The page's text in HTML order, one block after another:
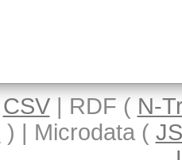
CSV| RDF ( N-
) | Microdata (